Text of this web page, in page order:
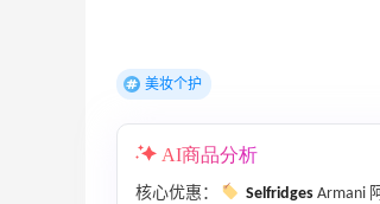
美妆个护
AI商品分析
核心优惠： Selfridges Armani